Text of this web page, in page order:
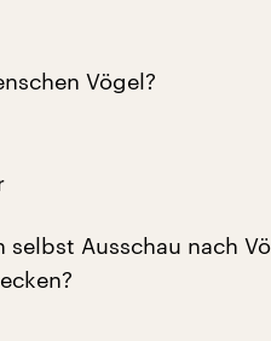
Vögel?
Ausschau nach